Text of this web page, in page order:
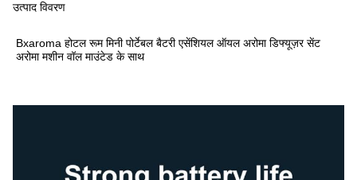
उत्पाद विवरण
Bxaroma होटल रूम मिनी पोर्टेबल बैटरी एसेंशियल ऑयल अरोमा डिफ्यूज़र सेंट
अरोमा मशीन वॉल माउंटेड के साथ